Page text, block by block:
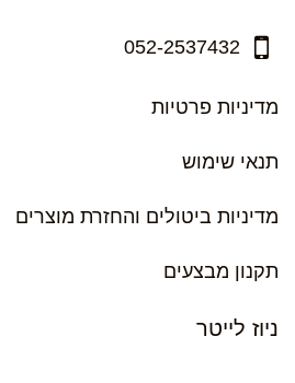
052-2537432
מדיניות פרטיות
תנאי שימוש
מדיניות ביטולים והחזרת מוצרים
תקנון מבצעים
ניוז לייטר